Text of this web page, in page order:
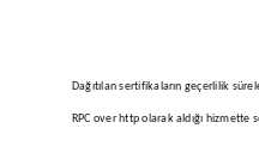
Dağıtılan sertifikaların geçerlilik
RPC over http olarak aldığı